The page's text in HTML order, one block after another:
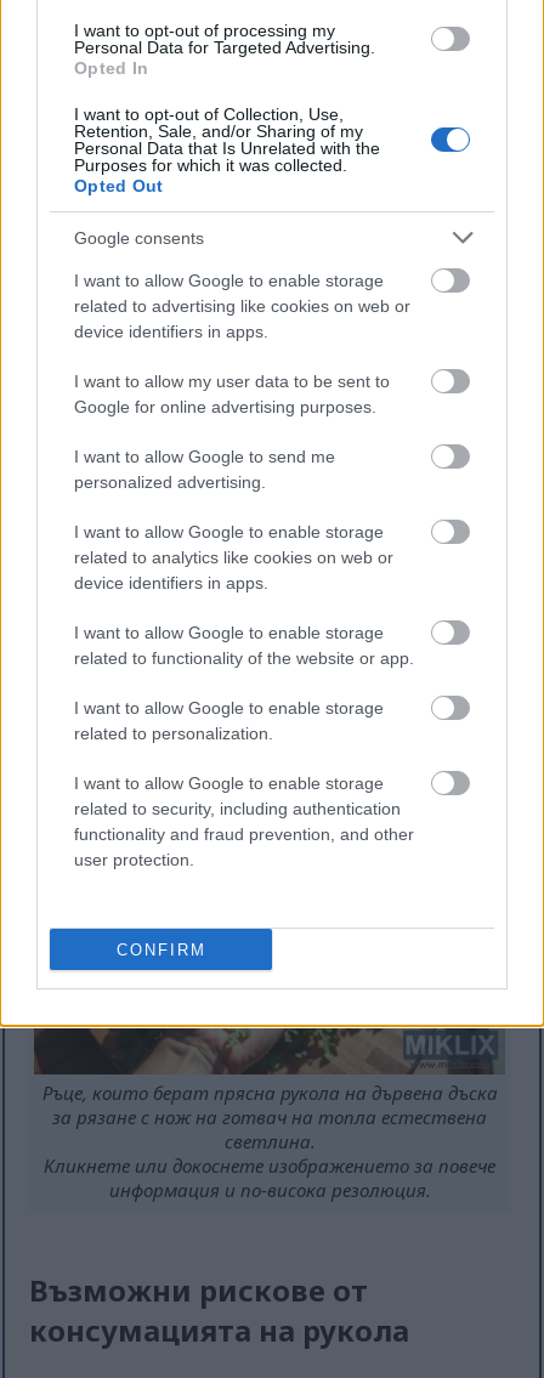
I want to opt-out of processing my
Personal Data for Targeted Advertising.
Opted In
I want to opt-out of Collection, Use,
Retention, Sale, and/or Sharing of my
Personal Data that Is Unrelated with the
Purposes for which it was collected.
Opted Out
Google consents
I want to allow Google to enable storage
related to advertising like cookies on web or
device identifiers in apps.
I want to allow my user data to be sent to
Google for online advertising purposes.
I want to allow Google to send me
personalized advertising.
I want to allow Google to enable storage
related to analytics like cookies on web or
device identifiers in apps.
I want to allow Google to enable storage
related to functionality of the website or app.
I want to allow Google to enable storage
related to personalization.
I want to allow Google to enable storage
related to security, including authentication
functionality and fraud prevention, and other
user protection.
CONFIRM
Руколата добавя пикантен вкус към ястията ви.
Лесно се добавя към много ястия, което прави
различни начини да се насладите на руколата в
готвенето си.
Започнете със салати, където руколата може да
бъде основната атракция или да я смесите с
други зелени зеленчуци. Добавете я към
сандвичи или тортили за хрупкав и ароматен
вкус. Опитайте рукола, чери домати и пилешко
месо на скара в ястие с паста за питателно и
За да увеличите ползите за здравето от
витамин С. Цитрусовите плодове, чушките или
доматите не само имат страхотен вкус заедно,
но и помагат на тялото ви да абсорбира по-добре
желязото. Този трик може да направи ястията ви
още по-здравословни.
руколата в смутита. Леката ѝ горчивина се
съчетава добре с плодове, добавяйки
Добавянето на рукола към диетата ви е лесно и
забавно, което ви позволява да откриете нови
вкусове.
Ръце, които берат прясна рукола на дървена дъска
за рязане с нож на готвач на топла естествена
светлина.
Кликнете или докоснете изображението за повече
информация и по-висока резолюция.
Възможни рискове от
консумацията на рукола